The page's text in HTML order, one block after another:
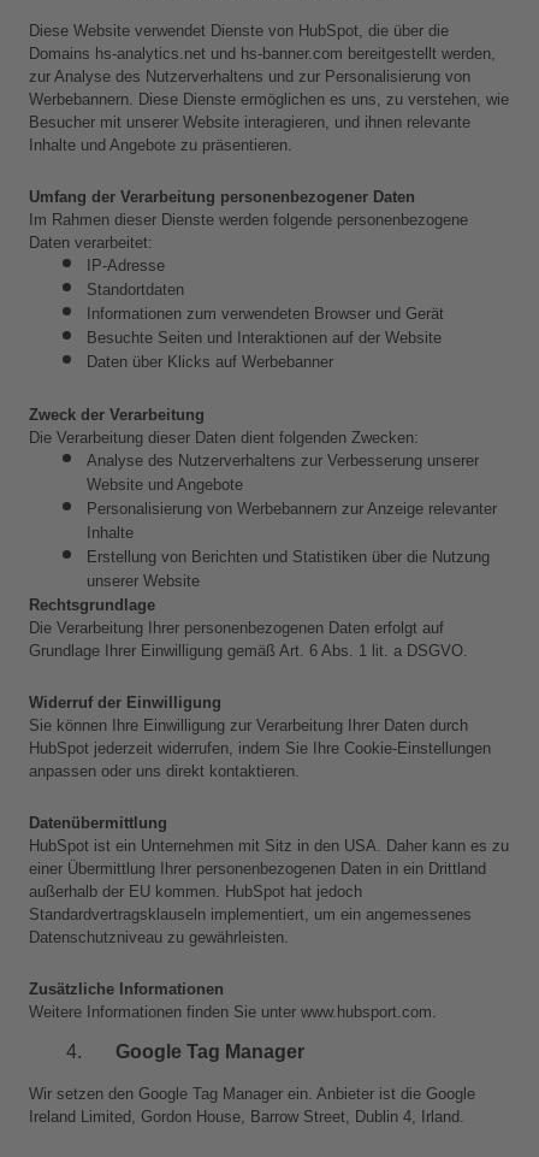
Diese Website verwendet Dienste von HubSpot, die über die
Domains hs-analytics.net und hs-banner.com bereitgestellt werden,
zur Analyse des Nutzerverhaltens und zur Personalisierung von
Werbebannern. Diese Dienste ermöglichen es uns, zu verstehen, wie
Besucher mit unserer Website interagieren, und ihnen relevante
Inhalte und Angebote zu präsentieren.
Umfang der Verarbeitung personenbezogener Daten
Im Rahmen dieser Dienste werden folgende personenbezogene
Daten verarbeitet:
IP-Adresse
Standortdaten
Informationen zum verwendeten Browser und Gerät
Besuchte Seiten und Interaktionen auf der Website
Daten über Klicks auf Werbebanner
Zweck der Verarbeitung
Die Verarbeitung dieser Daten dient folgenden Zwecken:
Analyse des Nutzerverhaltens zur Verbesserung unserer
Website und Angebote
Personalisierung von Werbebannern zur Anzeige relevanter
Inhalte
Erstellung von Berichten und Statistiken über die Nutzung
unserer Website
Rechtsgrundlage
Die Verarbeitung Ihrer personenbezogenen Daten erfolgt auf
Grundlage Ihrer Einwilligung gemäß Art. 6 Abs. 1 lit. a DSGVO.
Widerruf der Einwilligung
Sie können Ihre Einwilligung zur Verarbeitung Ihrer Daten durch
HubSpot jederzeit widerrufen, indem Sie Ihre Cookie-Einstellungen
anpassen oder uns direkt kontaktieren.
Datenübermittlung
HubSpot ist ein Unternehmen mit Sitz in den USA. Daher kann es zu
einer Übermittlung Ihrer personenbezogenen Daten in ein Drittland
außerhalb der EU kommen. HubSpot hat jedoch
Standardvertragsklauseln implementiert, um ein angemessenes
Datenschutzniveau zu gewährleisten.
Zusätzliche Informationen
Weitere Informationen finden Sie unter www.hubsport.com.
Google Tag Manager
Wir setzen den Google Tag Manager ein. Anbieter ist die Google
Ireland Limited, Gordon House, Barrow Street, Dublin 4, Irland.